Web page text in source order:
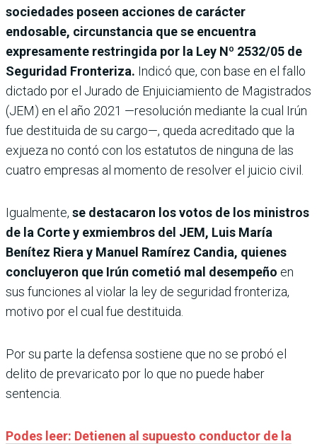
sociedades poseen acciones de carácter
endosable, circunstancia que se encuentra
expresamente restringida por la Ley Nº 2532/05 de
Seguridad Fronteriza. Indicó que, con base en el fallo
dictado por el Jurado de Enjuiciamiento de Magistrados
(JEM) en el año 2021 —resolución mediante la cual Irún
fue destituida de su cargo—, queda acreditado que la
exjueza no contó con los estatutos de ninguna de las
cuatro empresas al momento de resolver el juicio civil.
Igualmente, se destacaron los votos de los ministros
de la Corte y exmiembros del JEM, Luis María
Benítez Riera y Manuel Ramírez Candia, quienes
concluyeron que Irún cometió mal desempeño en
sus funciones al violar la ley de seguridad fronteriza,
motivo por el cual fue destituida.
Por su parte la defensa sostiene que no se probó el
delito de prevaricato por lo que no puede haber
sentencia.
Podes leer: Detienen al supuesto conductor de la